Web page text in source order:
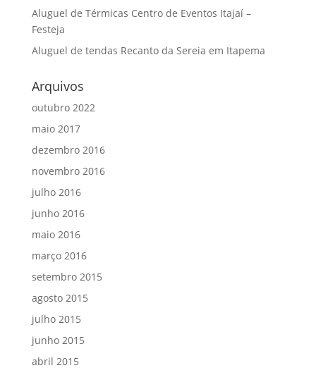
Aluguel de Térmicas Centro de Eventos Itajaí –
Festeja
Aluguel de tendas Recanto da Sereia em Itapema
Arquivos
outubro 2022
maio 2017
dezembro 2016
novembro 2016
julho 2016
junho 2016
maio 2016
março 2016
setembro 2015
agosto 2015
julho 2015
junho 2015
abril 2015